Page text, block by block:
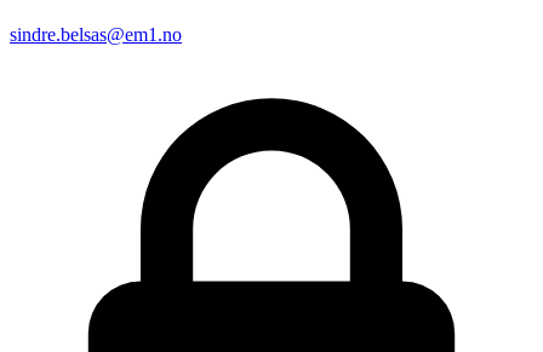
sindre.belsas@em1.no